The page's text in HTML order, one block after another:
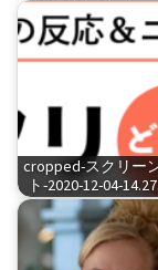
cropped-スクリー
ト-2020-12-04-